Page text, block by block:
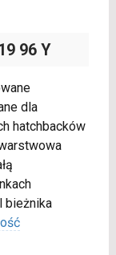
96 Y
dla
hatchbacków
bieżnika